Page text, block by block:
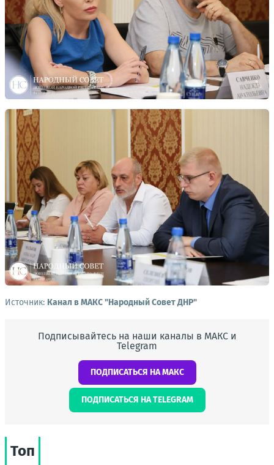
Источник: Канал в МАКС "Народный Совет ДНР"
Подписывайтесь на наши каналы в МАКС и
Telegram
ПОДПИСАТЬСЯ НА МАКС
ПОДПИСАТЬСЯ НА TELEGRAM
Топ